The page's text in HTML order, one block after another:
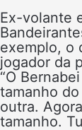
Ex-volante
exemplo, o
jogador da
“O
tamanho
outra.
tamanho.